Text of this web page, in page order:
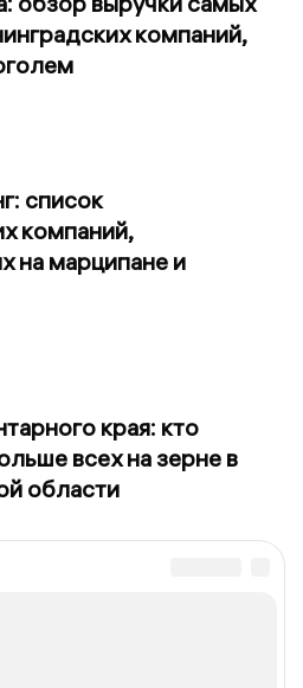
компаний,
список
компаний,
на марципане и
края: кто
всех на зерне в
области